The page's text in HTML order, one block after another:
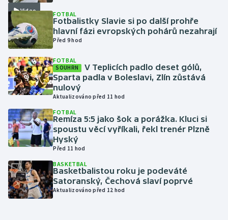
Judo
Krasobruslení
Lezení
Lyže a snowboard
Moderní pětiboj
Motorsport
Olympijské hry
Parasport
Video FOTBAL
Fotbalistky Slavie si po další prohře
hlavní fázi evropských pohárů nezahrají
Před 9 hod
FOTBAL
SOUHRN
V Teplicích padlo deset gólů,
Sparta padla v Boleslavi, Zlín zůstává
nulový
Aktualizováno před 11 hod
FOTBAL
Remíza 5:5 jako šok a porážka. Kluci si
spoustu věcí vyříkali, řekl trenér Plzně
Hyský
Před 11 hod
BASKETBAL
Basketbalistou roku je podeváté
Satoranský, Čechová slaví poprvé
Aktualizováno před 12 hod